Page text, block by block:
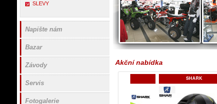
Akční nabídka
DOPLŇKY JEZDCE SHARK SHARK
SLEVY
Napište nám
Bazar
Závody
Servis
Fotogalerie